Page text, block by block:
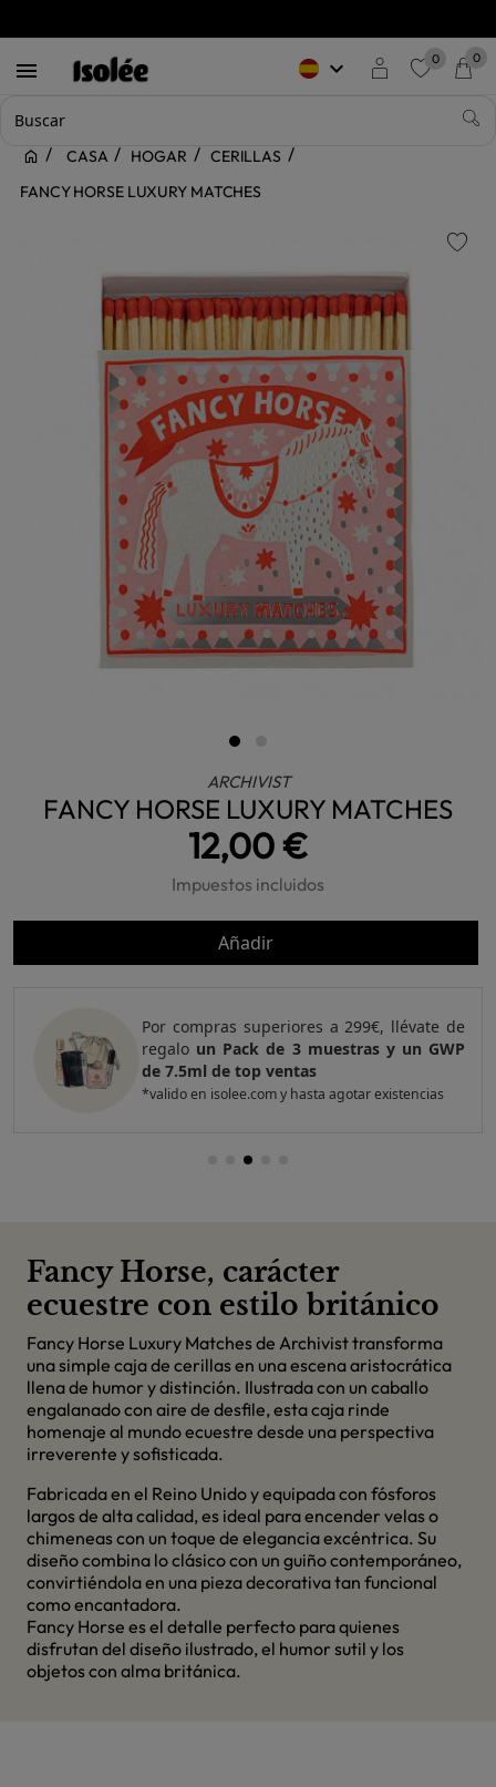
 keyboard_arrow_down 0 0
CASA HOGAR
CERILLAS
FANCY HORSE LUXURY MATCHES
ARCHIVIST
FANCY HORSE LUXURY MATCHES
12,00 €
Impuestos incluidos
Añadir
Por compras superiores a 299€, llévate de
regalo un Pack de 3 muestras y un GWP
de 7.5ml de top ventas
*valido en isolee.com y hasta agotar existencias
Fancy Horse, carácter
ecuestre con estilo británico
Fancy Horse Luxury Matches de Archivist transforma
una simple caja de cerillas en una escena aristocrática
llena de humor y distinción. Ilustrada con un caballo
engalanado con aire de desfile, esta caja rinde
homenaje al mundo ecuestre desde una perspectiva
irreverente y sofisticada.
Fabricada en el Reino Unido y equipada con fósforos
largos de alta calidad, es ideal para encender velas o
chimeneas con un toque de elegancia excéntrica. Su
diseño combina lo clásico con un guiño contemporáneo,
convirtiéndola en una pieza decorativa tan funcional
como encantadora.
Fancy Horse es el detalle perfecto para quienes
disfrutan del diseño ilustrado, el humor sutil y los
objetos con alma británica.